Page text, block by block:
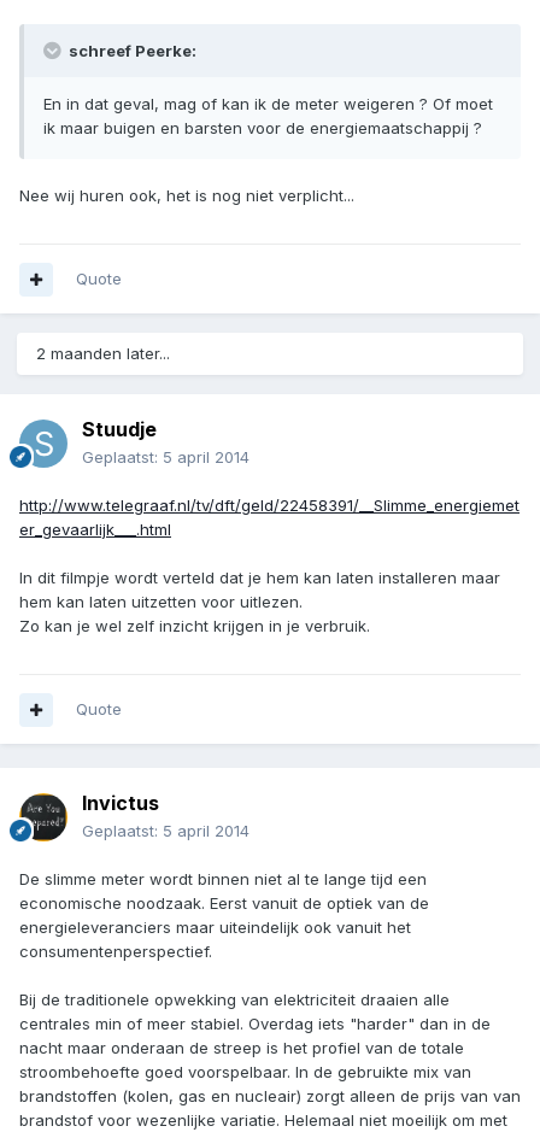
schreef Peerke:
En in dat geval, mag of kan ik de meter weigeren ? Of moet
ik maar buigen en barsten voor de energiemaatschappij ?
Nee wij huren ook, het is nog niet verplicht...
Quote
2 maanden later...
Stuudje
Geplaatst: 5 april 2014
http://www.telegraaf.nl/tv/dft/geld/22458391/__Slimme_energiemet
er_gevaarlijk___.html
In dit filmpje wordt verteld dat je hem kan laten installeren maar
hem kan laten uitzetten voor uitlezen.
Zo kan je wel zelf inzicht krijgen in je verbruik.
Quote
Invictus
Geplaatst: 5 april 2014
De slimme meter wordt binnen niet al te lange tijd een
economische noodzaak. Eerst vanuit de optiek van de
energieleveranciers maar uiteindelijk ook vanuit het
consumentenperspectief.
Bij de traditionele opwekking van elektriciteit draaien alle
centrales min of meer stabiel. Overdag iets "harder" dan in de
nacht maar onderaan de streep is het profiel van de totale
stroombehoefte goed voorspelbaar. In de gebruikte mix van
brandstoffen (kolen, gas en nucleair) zorgt alleen de prijs van van
brandstof voor wezenlijke variatie. Helemaal niet moeilijk om met